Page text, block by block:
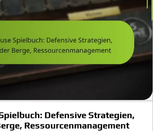
Defensive Strategien,
Ressourcenmanagement